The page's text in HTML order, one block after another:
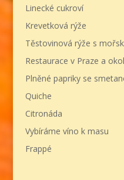
Linecké cukroví
Krevetková rýže
Těstovinová rýže s
Restaurace v Praze a
Plněné papriky se
Quiche
Citronáda
Vybíráme víno k masu
Frappé